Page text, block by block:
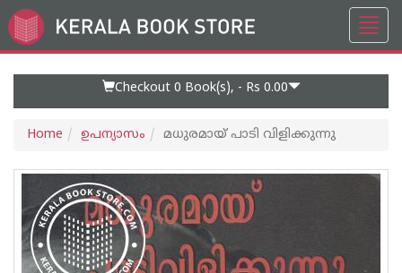
Go
to
Checkout 0 Book(s), - Rs 0.00
Home ഉപന്യാസം മധുരമായ് പാടി വിളിക്കുന്നു